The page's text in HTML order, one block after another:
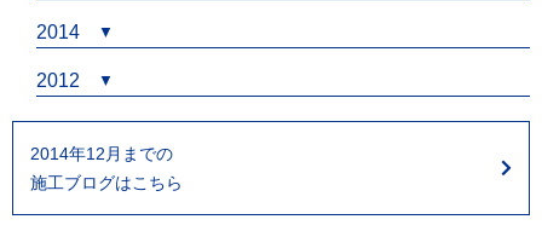
2014
2012
2014年12月までの
施工ブログはこちら